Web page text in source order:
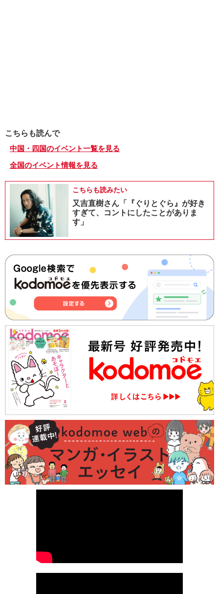
こちらも読んで
中国・四国のイベント一覧を見る
全国のイベント情報を見る
こちらも読みたい
又吉直樹さん「『ぐりとぐら』が好き
すぎて、コントにしたことがありま
す」